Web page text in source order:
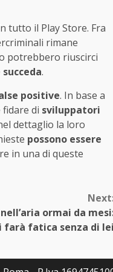
tutto il Play Store. Fra
rimane
potrebbero riuscirci
.
positive. In base a
di sviluppatori
dettaglio la loro
possono essere
in una di queste
ormai da
farà fatica senza di lei